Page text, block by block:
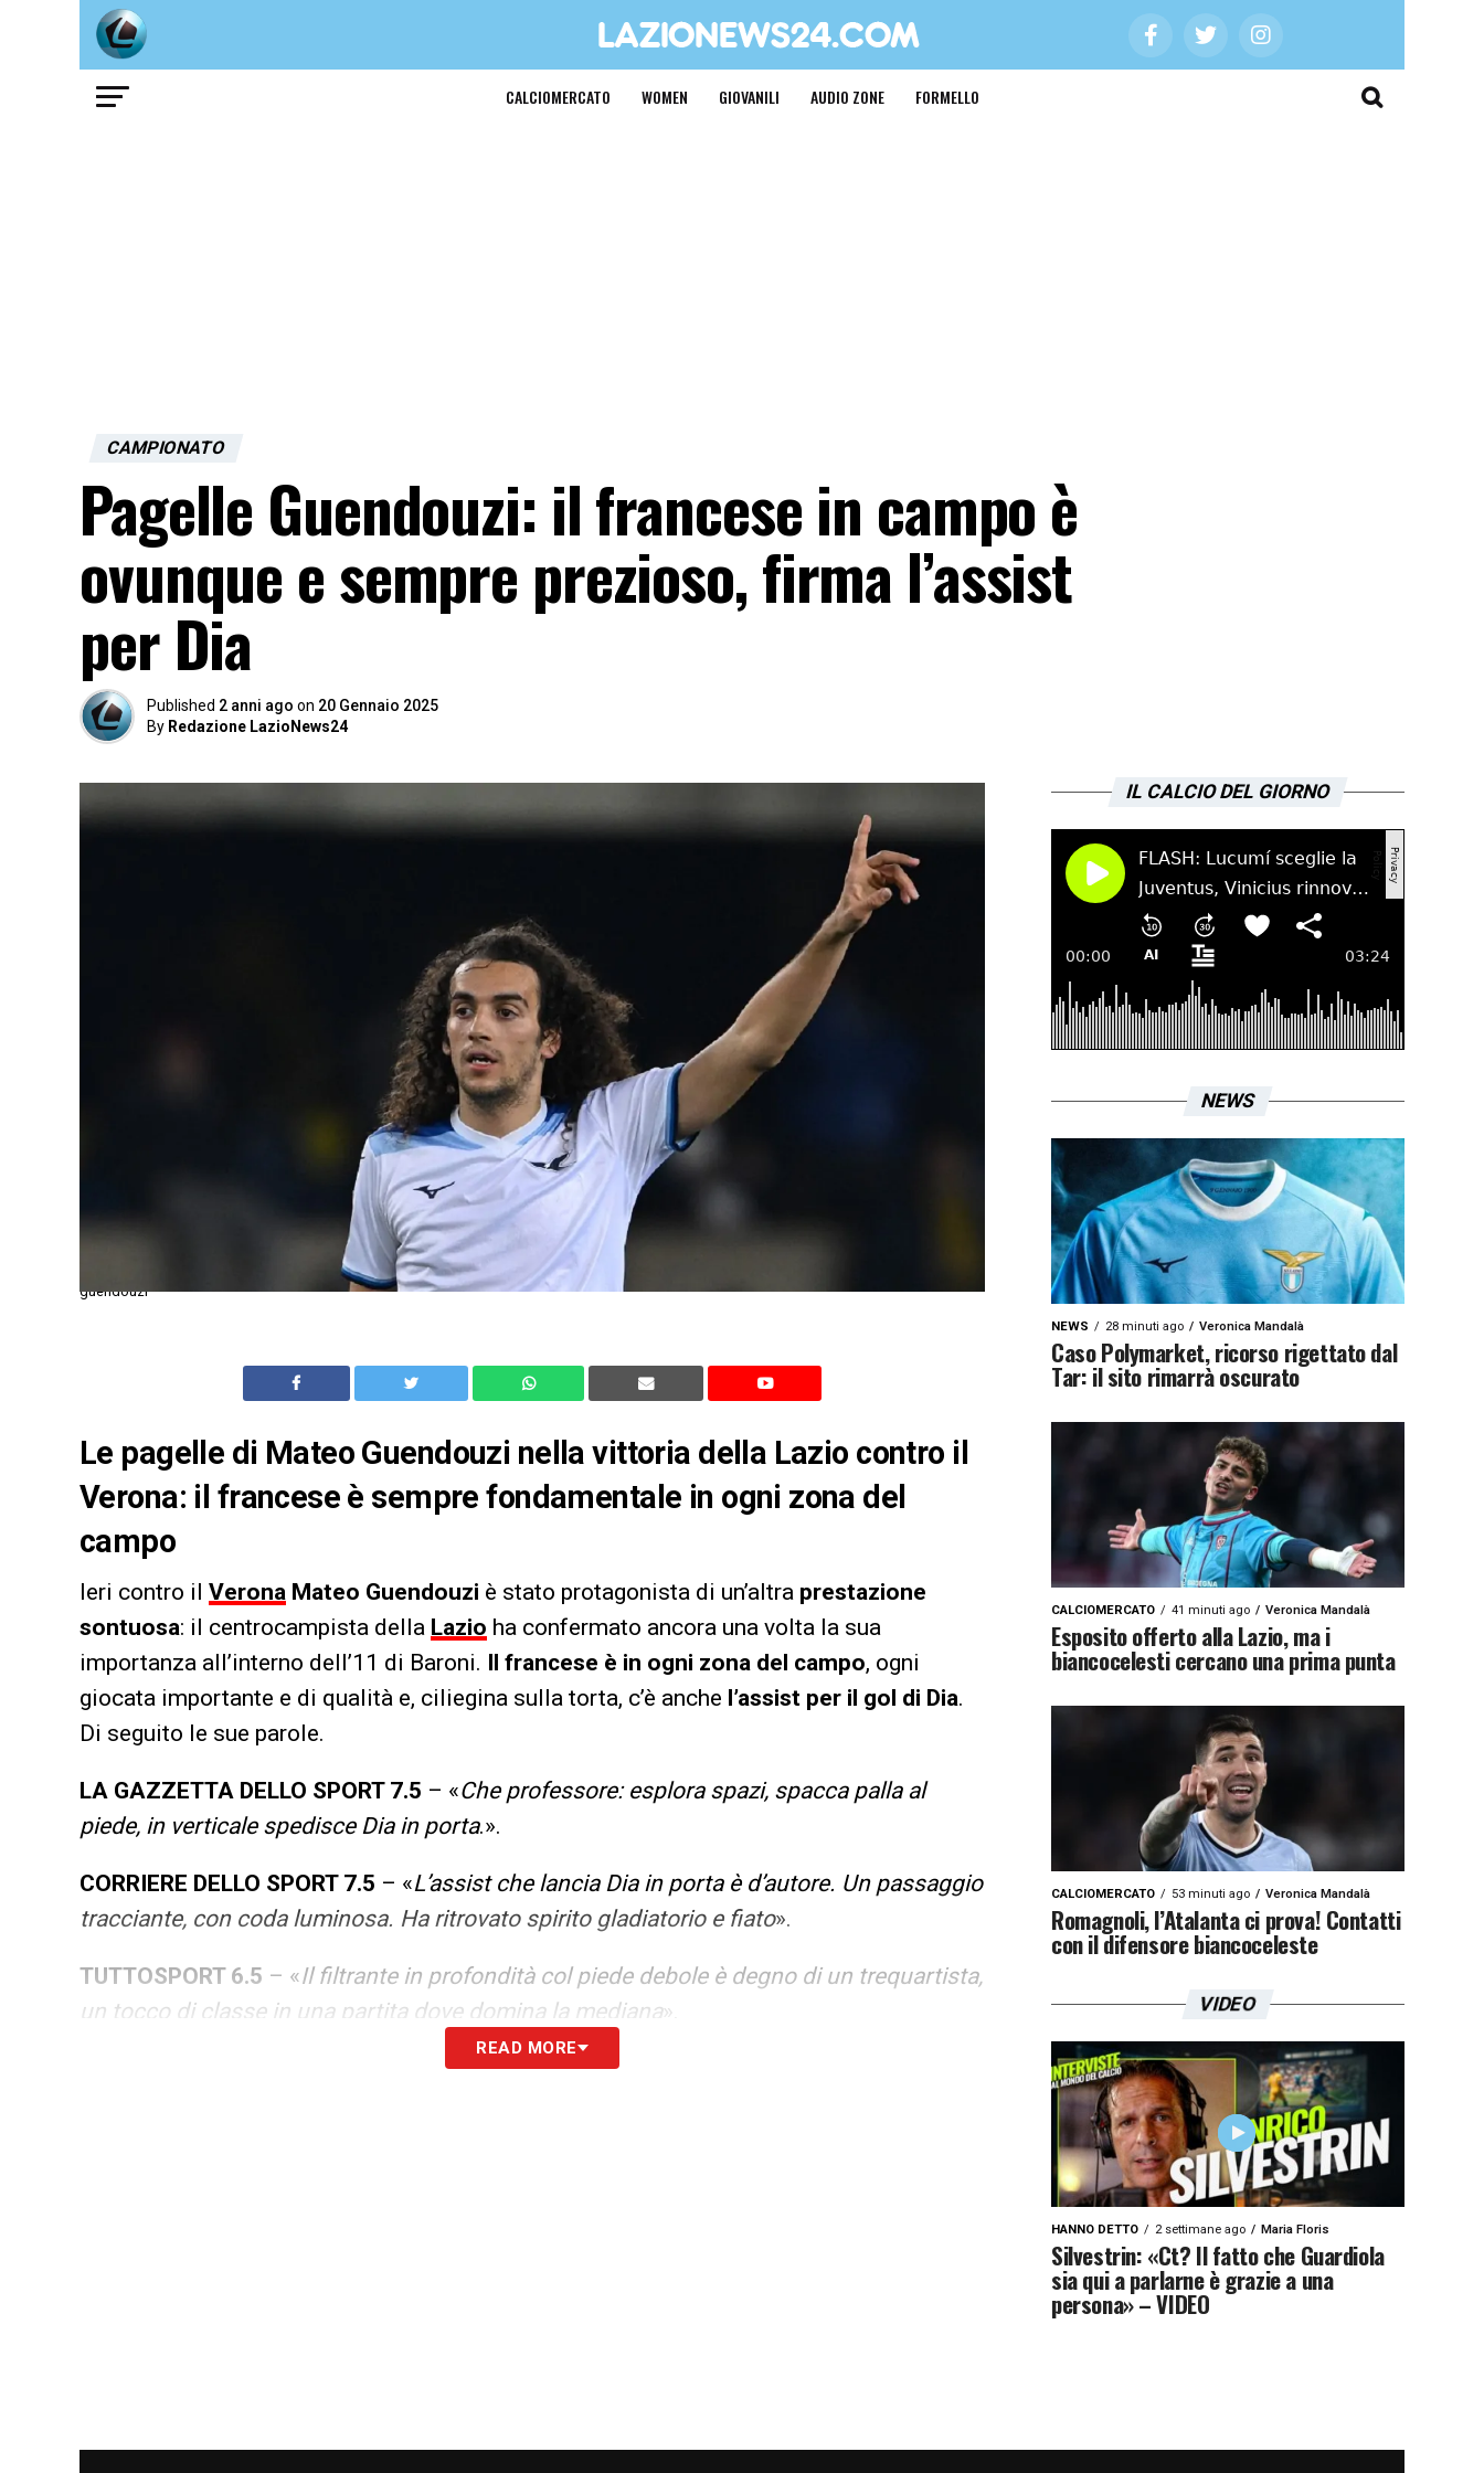
CALCIOMERCATO WOMEN GIOVANILI AUDIO ZONE FORMELLO
CAMPIONATO
Pagelle Guendouzi: il francese in campo è
ovunque e sempre prezioso, firma l’assist
per Dia
Published 2 anni ago on 20 Gennaio 2025
By Redazione LazioNews24
guendouzi
Le pagelle di Mateo Guendouzi nella vittoria della Lazio contro il
Verona: il francese è sempre fondamentale in ogni zona del
campo
Ieri contro il Verona Mateo Guendouzi è stato protagonista di un’altra prestazione
sontuosa: il centrocampista della Lazio ha confermato ancora una volta la sua
importanza all’interno dell’11 di Baroni. Il francese è in ogni zona del campo, ogni
giocata importante e di qualità e, ciliegina sulla torta, c’è anche l’assist per il gol di Dia.
Di seguito le sue parole.
LA GAZZETTA DELLO SPORT 7.5 – «Che professore: esplora spazi, spacca palla al
piede, in verticale spedisce Dia in porta.».
CORRIERE DELLO SPORT 7.5 – «L’assist che lancia Dia in porta è d’autore. Un passaggio
tracciante, con coda luminosa. Ha ritrovato spirito gladiatorio e fiato».
TUTTOSPORT 6.5 – «Il filtrante in profondità col piede debole è degno di un trequartista,
un tocco di classe in una partita dove domina la mediana».
Un moto perpetuo, come nei giorni migliori. Geniale il lancio per
READ MORE
IL CALCIO DEL GIORNO
NEWS
NEWS 28 minuti ago Veronica Mandalà
Caso Polymarket, ricorso rigettato dal
Tar: il sito rimarrà oscurato
CALCIOMERCATO 41 minuti ago Veronica Mandalà
Esposito offerto alla Lazio, ma i
biancocelesti cercano una prima punta
CALCIOMERCATO 53 minuti ago Veronica Mandalà
Romagnoli, l’Atalanta ci prova! Contatti
con il difensore biancoceleste
VIDEO
HANNO DETTO 2 settimane ago Maria Floris
Silvestrin: «Ct? Il fatto che Guardiola
sia qui a parlarne è grazie a una
persona» – VIDEO